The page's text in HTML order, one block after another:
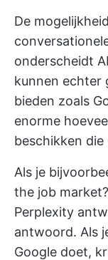
De
onderscheidt
kunnen echter
bieden zoals
enorme
beschikken die
Als je
the job
Perplexity
antwoord. Als
Google doet,